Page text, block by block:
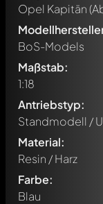
Opel Kapitän
BoS-Models
Maßstab:
1:18
Antriebstyp:
Standmodell /
Material:
Resin / Harz
Farbe:
Blau